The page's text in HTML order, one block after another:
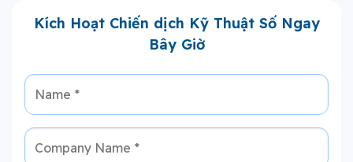
Kích Hoạt Chiến dịch Kỹ Thuật Số Ngay
Bây Giờ